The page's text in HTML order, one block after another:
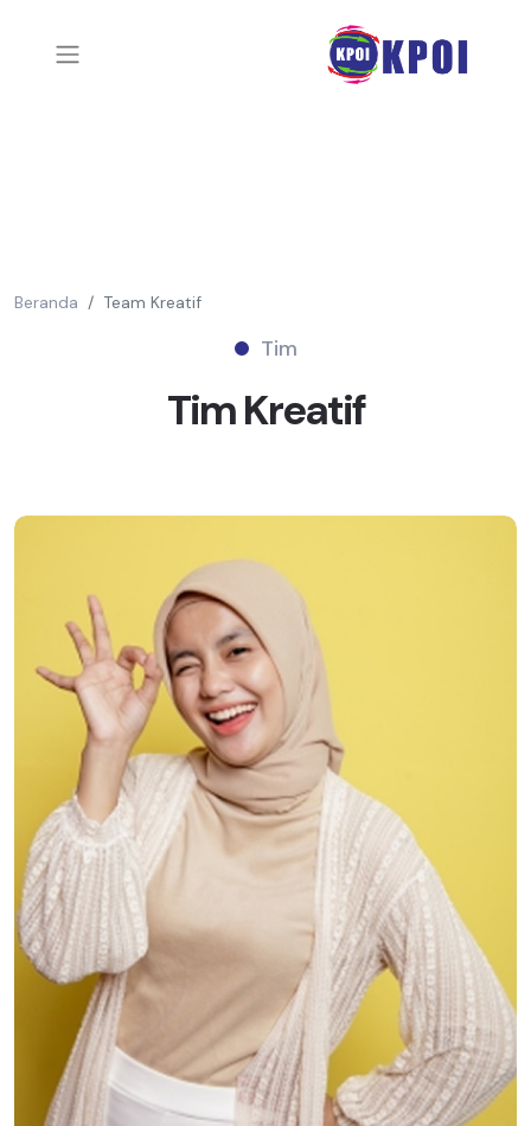
Beranda Team Kreatif
Tim
TimKreatif